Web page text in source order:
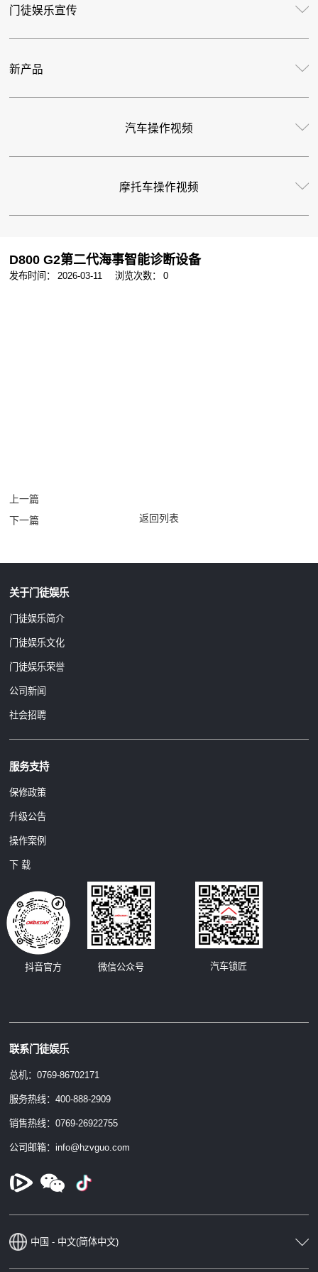
门徒娱乐宣传
新产品
汽车操作视频
摩托车操作视频
D800 G2第二代海事智能诊断设备
发布时间： 2026-03-11 浏览次数： 0
上一篇
下一篇
返回列表
关于门徒娱乐
门徒娱乐简介
门徒娱乐文化
门徒娱乐荣誉
公司新闻
社会招聘
服务支持
保修政策
升级公告
操作案例
下 载
微信公众号
抖音官方 汽车锁匠
联系门徒娱乐
总机：0769-86702171
服务热线：400-888-2909
销售热线：0769-26922755
公司邮箱：info@hzvguo.com
中国 - 中文(简体中文)